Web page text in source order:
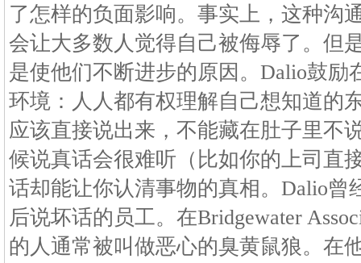
了怎样的负面影响。事实上，这种沟
会让大多数人觉得自己被侮辱了。但
是使他们不断进步的原因。Dalio鼓励
环境：人人都有权理解自己想知道的
应该直接说出来，不能藏在肚子里不
候说真话会很难听（比如你的上司直
话却能让你认清事物的真相。Dalio曾
后说坏话的员工。在Bridgewater
的人通常被叫做恶心的臭黄鼠狼。在